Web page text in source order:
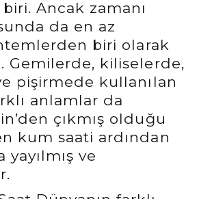
Ancak zamanı
da en az
biri olarak
Gemilerde, kiliselerde,
pişirmede kullanılan
anlamlar da
çıkmış olduğu
kum saati ardından
ve